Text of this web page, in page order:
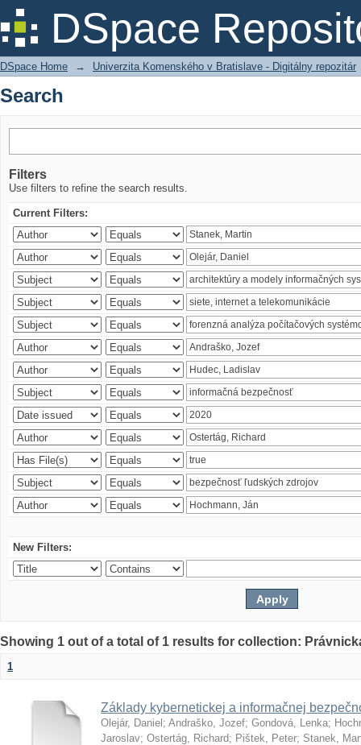
DSpace
Search
DSpace Home → Univerzita Komenského v Bratislave - Digitálny repozitár
Search
Filters
Use filters to refine the search results.
Current Filters:
New Filters:
Showing 1 out of a total of 1 results for collection:
1
Základy kybernetickej a informačnej
Olejár, Daniel ; Andraško, Jozef; Gondová, Lenka;
Jaroslav; Ostertág, Richard; Pištek, Peter; Stanek,